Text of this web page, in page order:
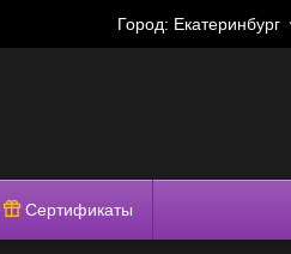
Город: Екатеринбург
Сертификаты